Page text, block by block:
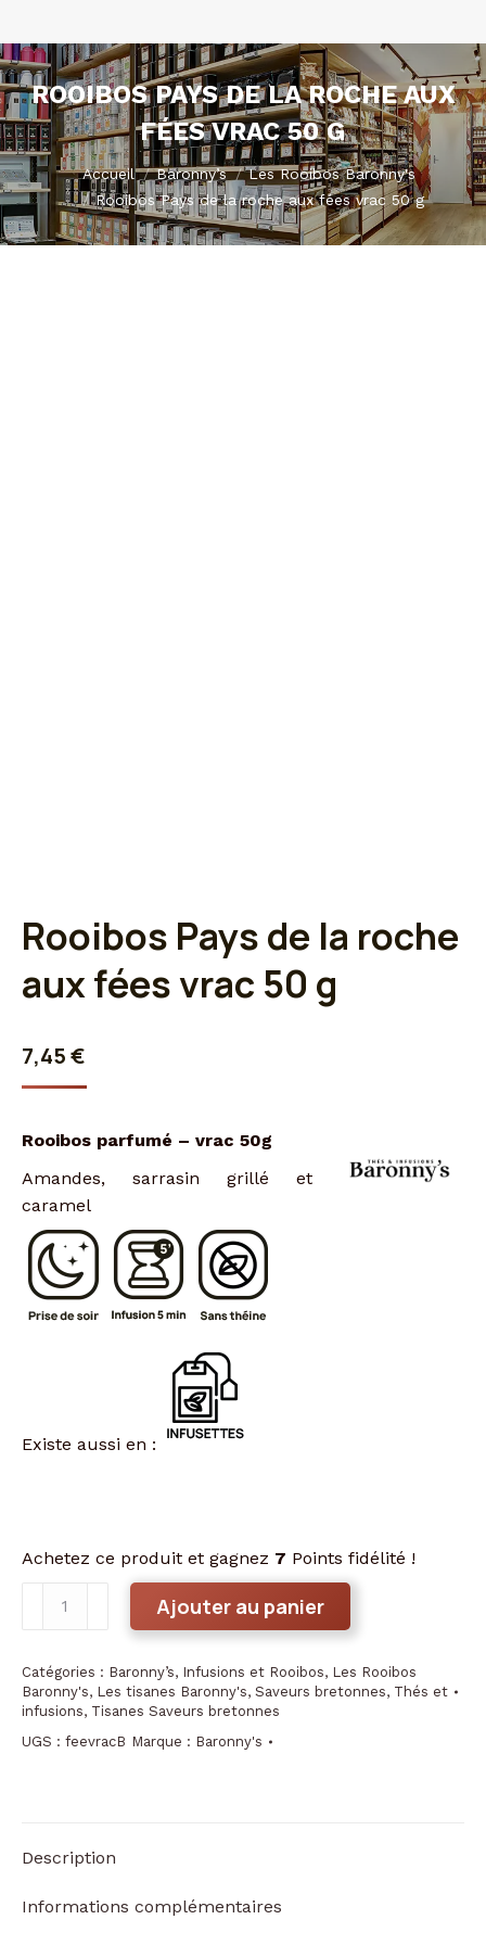
ROOIBOS PAYS DE LA ROCHE AUX
FÉES VRAC 50 G
Vous êtes ici :
Accueil Baronny’s
Les Rooibos Baronny's
Rooibos Pays de la roche aux fées vrac 50 g
Rooibos Pays de la roche
aux fées vrac 50 g
7,45€
Rooibos parfumé – vrac 50g
Amandes, sarrasin grillé et
caramel
Existe aussi en :
Achetez ce produit et gagnez 7 Points fidélité !
Pays
de
50
Ajouter au panier
Catégories : Baronny’s, Infusions et Rooibos, Les Rooibos
Baronny's, Les tisanes Baronny's, Saveurs bretonnes, Thés et
infusions, Tisanes Saveurs bretonnes
UGS : feevracB Marque : Baronny's
Description
Informations complémentaires